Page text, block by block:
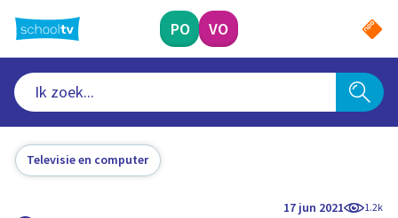
naar
hoofdinhoud
PO VO
Televisie en computer
17 jun 2021 1.2k